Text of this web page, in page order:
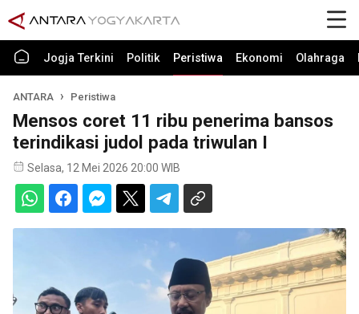
Jogja Terkini Politik Peristiwa Ekonomi Olahraga
ANTARA Peristiwa
Mensos coret 11 ribu penerima bansos
terindikasi judol pada triwulan I
Selasa, 12 Mei 2026 20:00 WIB